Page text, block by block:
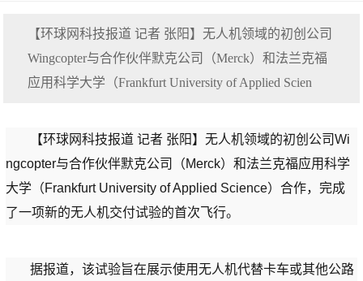
【环球网科技报道 记者 张阳】无人机领域的初创公司
Wingcopter与合作伙伴默克公司（Merck）和法兰克福
应用科学大学（Frankfurt University of Applied Scien
【环球网科技报道 记者 张阳】无人机领域的初创公司Wi
ngcopter与合作伙伴默克公司（Merck）和法兰克福应用科学
大学（Frankfurt University of Applied Science）合作，完成
了一项新的无人机交付试验的首次飞行。
据报道，该试验旨在展示使用无人机代替卡车或其他公路